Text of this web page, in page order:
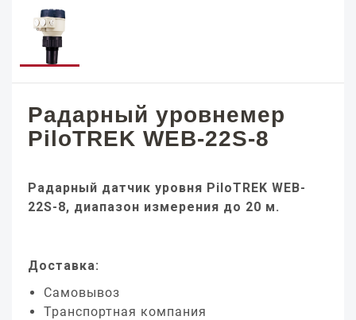
Радарный уровнемер
PiloTREK WEB-22S-8
Радарный датчик уровня PiloTREK WEB-
22S-8, диапазон измерения до 20 м.
Доставка:
Самовывоз
Транспортная компания